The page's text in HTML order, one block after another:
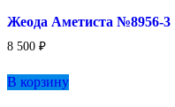
Жеода Аметиста №8956-3
8 500 ₽
В корзину